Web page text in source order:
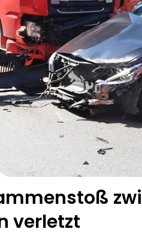
verletzt